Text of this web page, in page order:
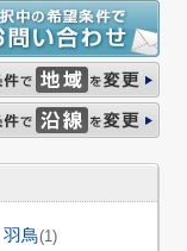
羽鳥(1)